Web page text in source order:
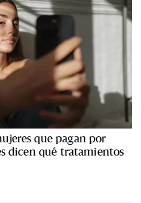
que pagan por
dicen qué tratamientos